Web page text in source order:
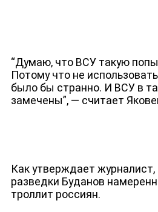
ДЕПУТАТЫ К СЪЕЗДУ
“Думаю, что ВСУ такую
Потому что не
было бы странно. И ВСУ в
замечены”, — считает
Как утверждает журналист,
разведки Буданов
троллит россиян.